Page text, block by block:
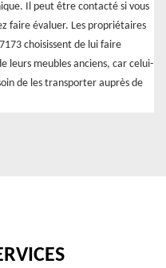
Il peut être contacté si vous
faire évaluer. Les propriétaires
choisissent de lui faire
leurs meubles anciens, car celui-
de les transporter auprès de